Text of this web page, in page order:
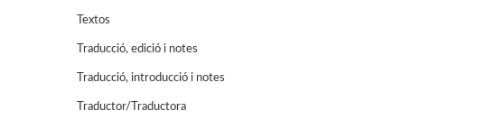
Textos
Traducció, edició i notes
Traducció, introducció i notes
Traductor/Traductora